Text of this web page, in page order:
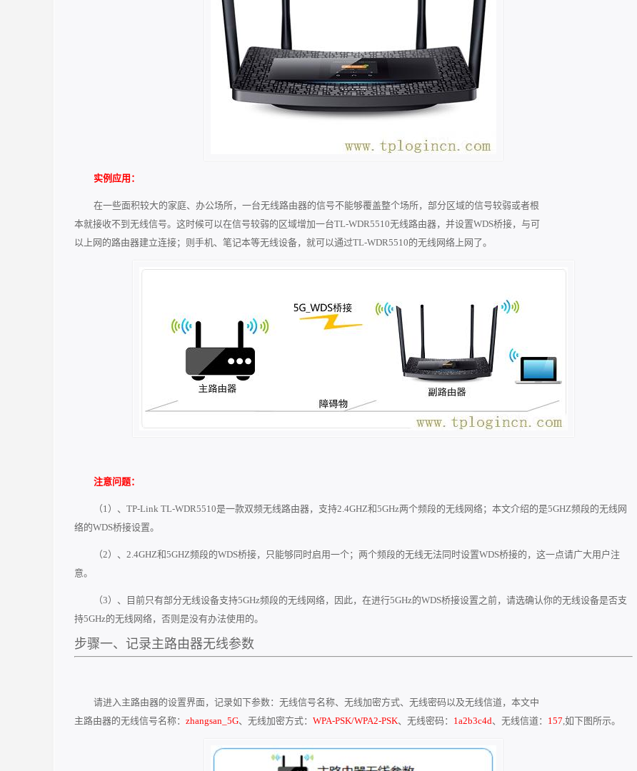
实例应用：
在一些面积较大的家庭、办公场所，一台无线路由器的信号不能够覆盖整个场所，部分区域的信号较弱或者根
本就接收不到无线信号。这时候可以在信号较弱的区域增加一台TL-WDR5510无线路由器，并设置WDS桥接，与可
以上网的路由器建立连接；则手机、笔记本等无线设备，就可以通过TL-WDR5510的无线网络上网了。
注意问题：
（1）、TP-Link TL-WDR5510是一款双频无线路由器，支持2.4GHZ和5GHz两个频段的无线网络；本文介绍的是5GHZ频段的无线网
络的WDS桥接设置。
（2）、2.4GHZ和5GHZ频段的WDS桥接，只能够同时启用一个；两个频段的无线无法同时设置WDS桥接的，这一点请广大用户注
意。
（3）、目前只有部分无线设备支持5GHz频段的无线网络，因此，在进行5GHz的WDS桥接设置之前，请选确认你的无线设备是否支
持5GHz的无线网络，否则是没有办法使用的。
步骤一、记录主路由器无线参数
请进入主路由器的设置界面，记录如下参数：无线信号名称、无线加密方式、无线密码以及无线信道，本文中
主路由器的无线信号名称： zhangsan_5G、无线加密方式： WPA-PSK/WPA2-PSK、无线密码： 1a2b3c4d、无线信道： 157,如下图所示。